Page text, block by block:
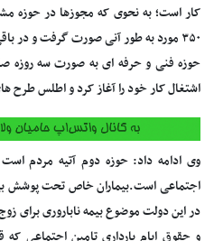
کار است؛ به نحوی که مجوزها در حوزه
۳۵۰ مورد به طور آنی صورت گرفت و
حوزه فنی و حرفه ای به صورت سه
اشتغال کار خود را آغاز کرد و اطلس طرح
وی ادامه داد: حوزه دوم آتیه مردم
اجتماعی است.بیماران خاص تحت پوشش
در این دولت موضوع بیمه ناباروری برای